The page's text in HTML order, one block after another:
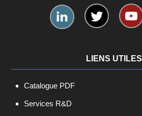
LIENS UTILES
Catalogue PDF
Services R&D